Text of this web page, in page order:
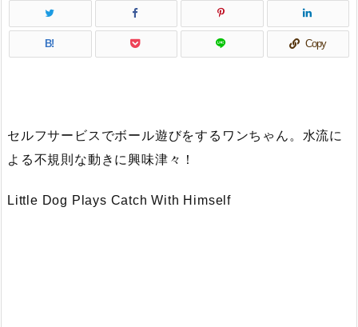
B! Copy
セルフサービスでボール遊びをするワンちゃん。水流に
よる不規則な動きに興味津々！
Little Dog Plays Catch With Himself